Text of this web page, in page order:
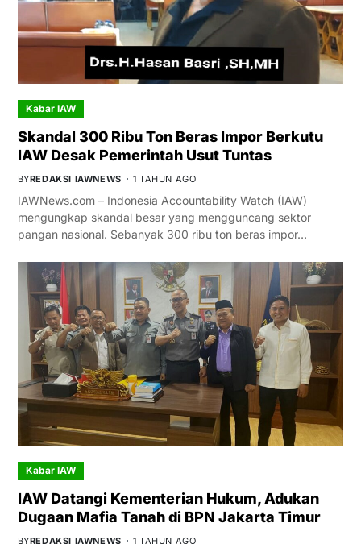
Kabar IAW
Skandal 300 Ribu Ton Beras Impor Berkutu
IAW Desak Pemerintah Usut Tuntas
BYREDAKSI IAWNEWS 1 TAHUN AGO
IAWNews.com – Indonesia Accountability Watch (IAW)
mengungkap skandal besar yang mengguncang sektor
pangan nasional. Sebanyak 300 ribu ton beras impor…
Kabar IAW
IAW Datangi Kementerian Hukum, Adukan
Dugaan Mafia Tanah di BPN Jakarta Timur
BYREDAKSI IAWNEWS 1 TAHUN AGO